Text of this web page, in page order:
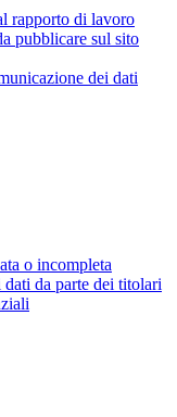
rapporto di lavoro
pubblicare sul sito
dei dati
o incompleta
da parte dei titolari